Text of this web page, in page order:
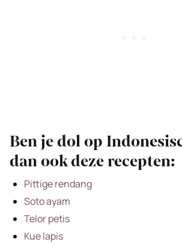
Ben je dol op
dan ook deze recepten:
Pittige rendang
Soto ayam
Telor petis
Kue lapis